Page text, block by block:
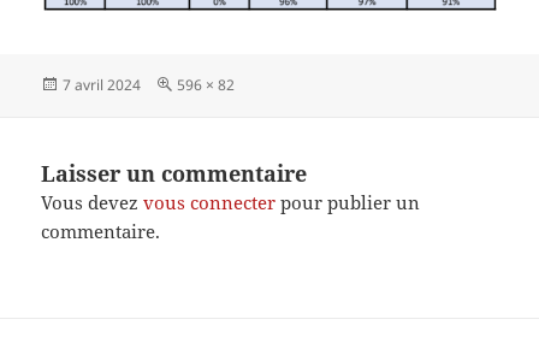
Publié
7 avril 2024
Taille
596 × 82
Laisser un commentaire
Vous devezvous connecter pour publier un
commentaire.